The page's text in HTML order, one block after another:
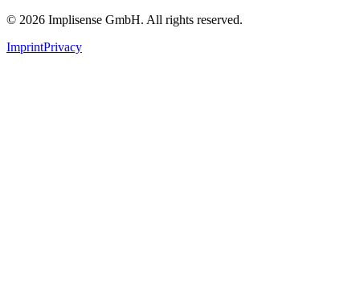
© 2026 Implisense GmbH. All rights reserved.
ImprintPrivacy